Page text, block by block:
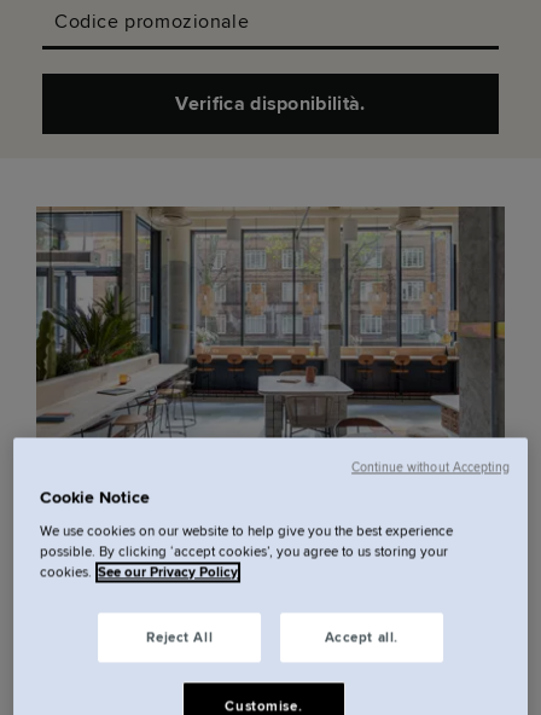
Codice promozionale
Verifica disponibilità.
Il tuo hotel vicino al Tower
Bridge, Bermondsey.
Trasferisciti in uno dei nostri 143 appartamenti e
monolocali eleganti e centrali a Bermondsey, a
Cookie Notice
We use cookies on our website to help give you the best experience
possible. By clicking ‘accept cookies’, you agree to us storing your
cookies. See our Privacy Policy
Reject All Accept all.
Customise.
Continue without Accepting